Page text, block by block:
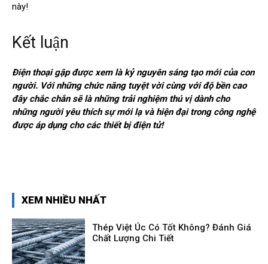
này!
Kết luận
Điện thoại gập được xem là kỷ nguyên sáng tạo mới của con
người. Với những chức năng tuyệt vời cùng với độ bền cao
đây chắc chắn sẽ là những trải nghiệm thú vị dành cho
những người yêu thích sự mới lạ và hiện đại trong công nghệ
được áp dụng cho các thiết bị điện tử!
XEM NHIỀU NHẤT
Thép Việt Úc Có Tốt Không? Đánh Giá
Chất Lượng Chi Tiết